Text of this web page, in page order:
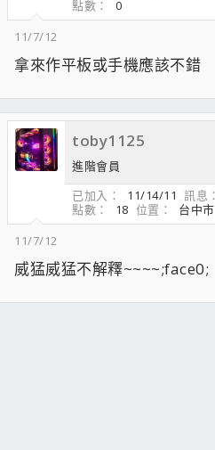
點數
0
11/7/12
拿來作平板或手機應該不錯
toby1125
進階會員
已加入
11/14/11 訊息
點數
18 位置
台中市
11/7/12
威猛威猛不解釋~~~~;face0;